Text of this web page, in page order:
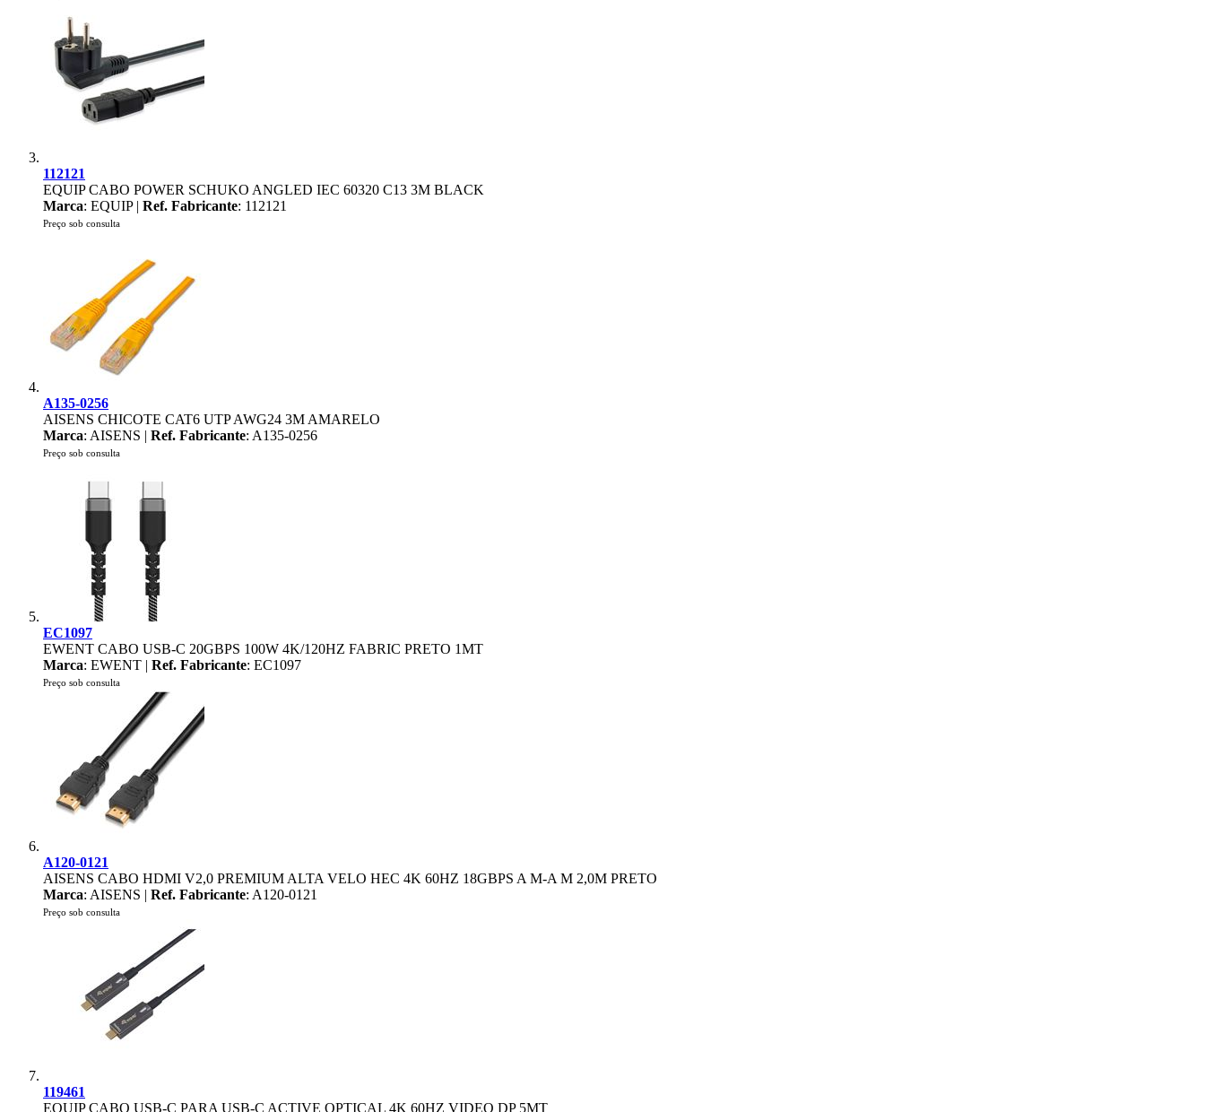
112121
EQUIP CABO POWER SCHUKO ANGLED IEC 60320 C13 3M BLACK
Marca: EQUIP | Ref. Fabricante: 112121
Preço sob consulta
A135-0256
AISENS CHICOTE CAT6 UTP AWG24 3M AMARELO
Marca: AISENS | Ref. Fabricante: A135-0256
Preço sob consulta
EC1097
EWENT CABO USB-C 20GBPS 100W 4K/120HZ FABRIC PRETO 1MT
Marca: EWENT | Ref. Fabricante: EC1097
Preço sob consulta
A120-0121
AISENS CABO HDMI V2,0 PREMIUM ALTA VELO HEC 4K 60HZ 18GBPS A M-A M 2,0M PRETO
Marca: AISENS | Ref. Fabricante: A120-0121
Preço sob consulta
119461
EQUIP CABO USB-C PARA USB-C ACTIVE OPTICAL 4K 60HZ VIDEO DP 5MT